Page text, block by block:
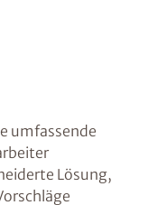
umfassende
Lösung,